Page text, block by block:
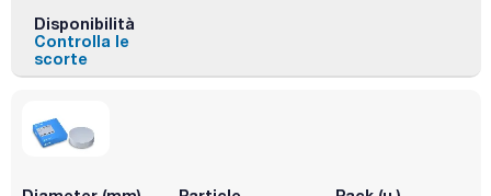
Disponibilità
Controlla le
scorte